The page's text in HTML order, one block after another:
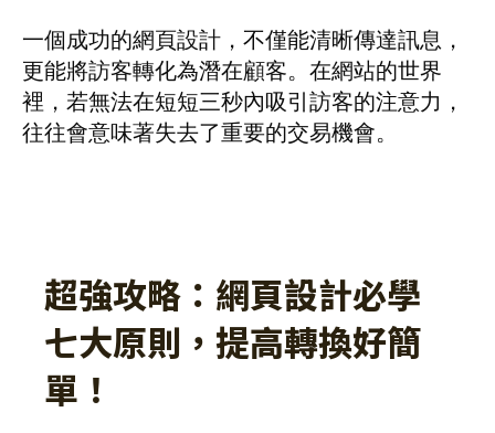
一個成功的網頁設計，不僅能清晰傳達訊息，
更能將訪客轉化為潛在顧客。在網站的世界
裡，若無法在短短三秒內吸引訪客的注意力，
往往會意味著失去了重要的交易機會。
超強攻略：網頁設計必學
七大原則，提高轉換好簡
單！